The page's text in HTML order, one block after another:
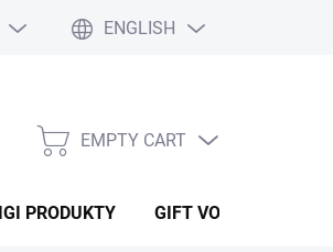
osobních údajů Osobní odběr
ENGLISH
SHOPPING
EMPTY CART
PRODUKTY GIFT VOUCHERS